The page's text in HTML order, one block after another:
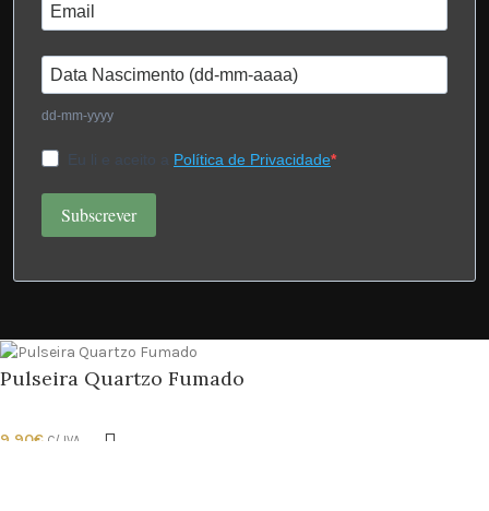
dd-mm-yyyy
Eu li e aceito a Política de Privacidade
Subscrever
Pulseira Quartzo Fumado
9.90€ C/ IVA